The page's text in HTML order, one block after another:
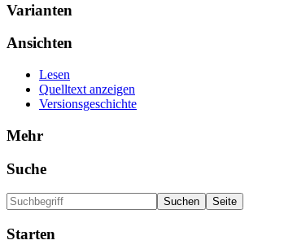
Varianten
Ansichten
Lesen
Quelltext anzeigen
Versionsgeschichte
Mehr
Suche
Starten